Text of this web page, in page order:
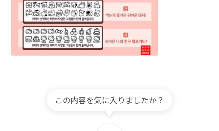
この内容を気に入りましたか？